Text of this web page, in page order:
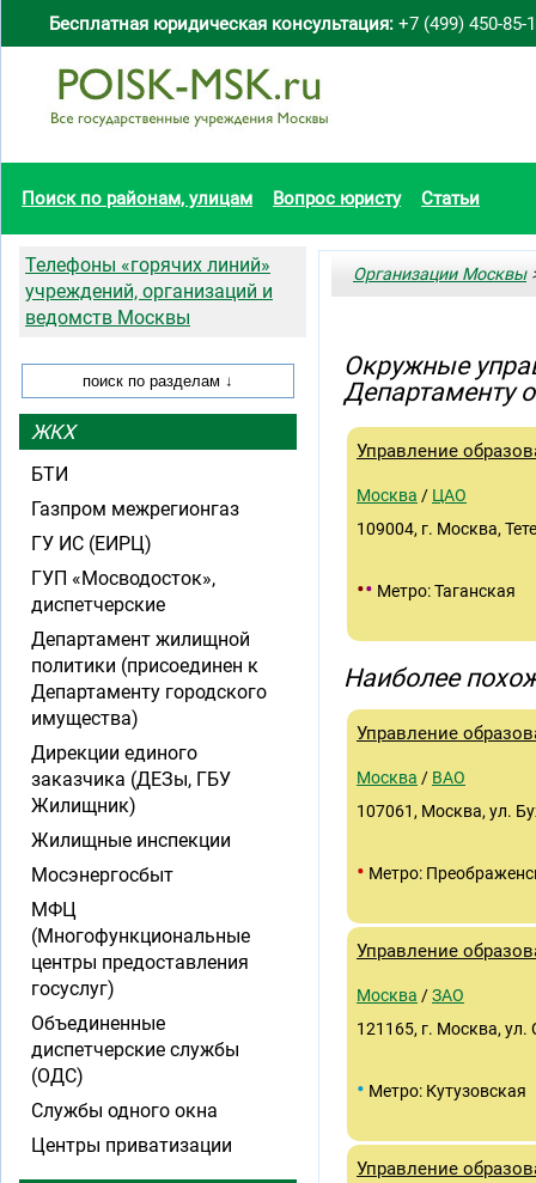
Бесплатная юридическая консультация: +7 (499) 450-85-
Поиск по районам, улицам Вопрос юристу Статьи
Организации Москвы
Окружные
Департаменту
Управление
Москва / ЦАО
109004, г. Москва,
•• Метро: Таганская
Наиболее
Управление
Москва / ВАО
107061, Москва, ул.
• Метро:
Управление
Москва /ЗАО
121165, г. Москва, ул.
• Метро: Кутузовская
Управление
Телефоны «горячих линий»
учреждений, организаций и
ведомств Москвы
ЖКХ
БТИ
Газпром межрегионгаз
ГУ ИС (ЕИРЦ)
ГУП «Мосводосток»,
диспетчерские
Департамент жилищной
политики (присоединен к
Департаменту городского
имущества)
Дирекции единого
заказчика (ДЕЗы, ГБУ
Жилищник)
Жилищные инспекции
Мосэнергосбыт
МФЦ
(Многофункциональные
центры предоставления
госуслуг)
Объединенные
диспетчерские службы
(ОДС)
Службы одного окна
Центры приватизации